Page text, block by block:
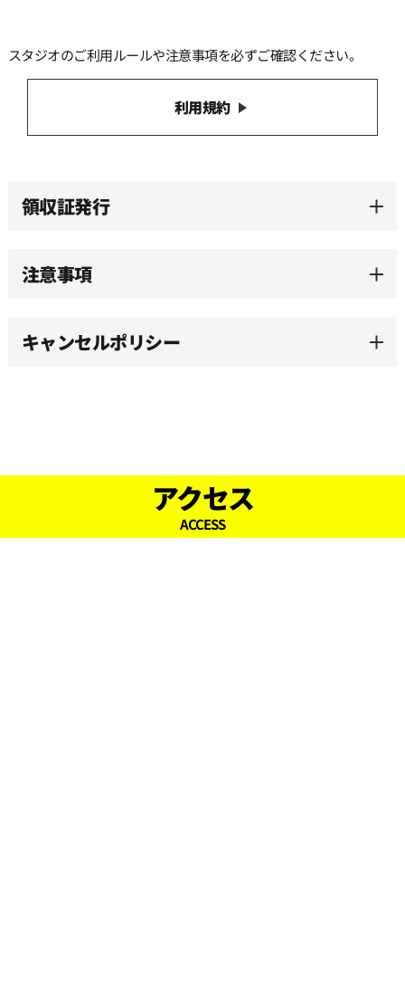
16:00
スタジオのご利用ルールや注意事項を必ずご確認ください。
利用規約
領収証発行
注意事項
キャンセルポリシー
アクセス
ACCESS